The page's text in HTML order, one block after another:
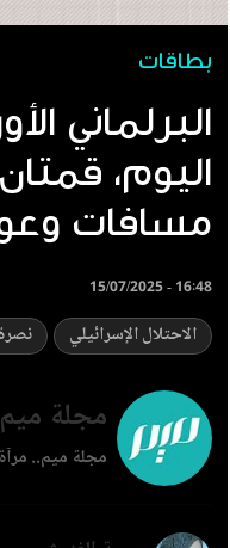
بطاقات
البرلماني
اليوم،
مسافات
15/07/2025 - 16:48
الاحتلال الإسرائيلي
مجلة ميم
مجلة ميم..